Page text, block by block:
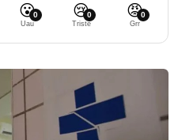
😮0
Uau
😢0
Triste
😡0
Grr